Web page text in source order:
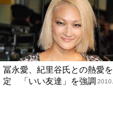
冨永愛、紀里谷氏との熱愛
定 「いい友達」を強調